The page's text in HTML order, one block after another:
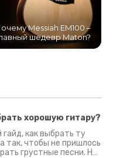
Messiah EM100 –
шедевр Maton?
хорошую гитару?
как выбрать ту
так, чтобы не пришлось
грустные песни. На